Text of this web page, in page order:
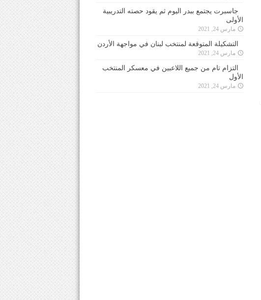
جاسبرت يجتمع ببدر اليوم ثم يقود حصته التدريبية
الأولى
مارس 24, 2021
التشكيلة المتوقعة لمنتخب لبنان في مواجهة الأردن
مارس 24, 2021
التزام تام من جميع اللاعبين في معسكر المنتخب
الأول
مارس 24, 2021